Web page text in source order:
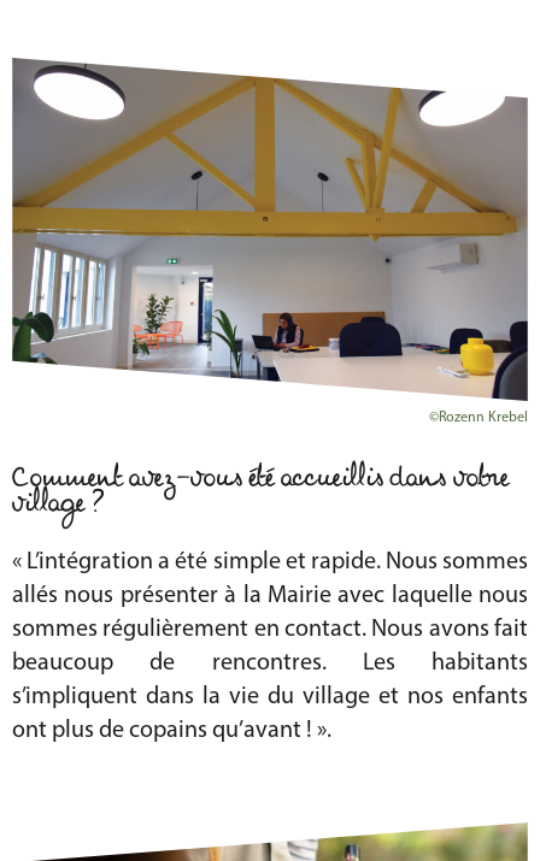
©Rozenn Krebel
Comment avez-vous été accueillis dans votre
village ?
« L’intégration a été simple et rapide. Nous sommes
allés nous présenter à la Mairie avec laquelle nous
sommes régulièrement en contact. Nous avons fait
beaucoup de rencontres. Les habitants
s’impliquent dans la vie du village et nos enfants
ont plus de copains qu’avant ! ».